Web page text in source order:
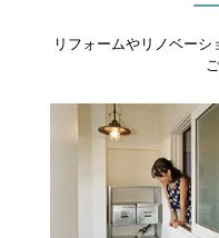
リフォームやリノベー